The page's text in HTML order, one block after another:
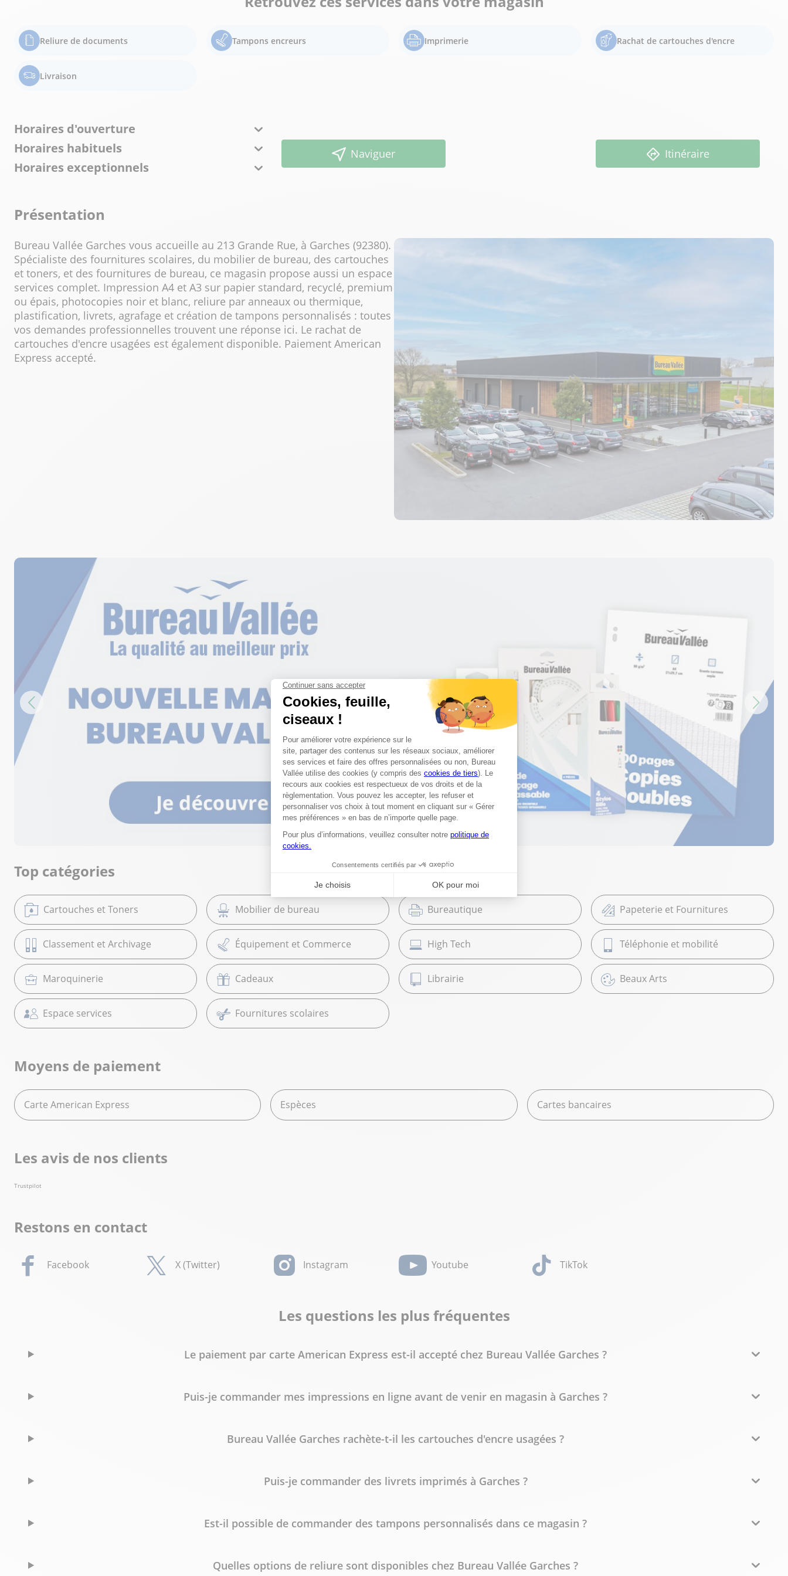
Reliure de documents Tampons encreurs Imprimerie Rachat de cartouches d'encre
Livraison
Horaires d'ouverture
Horaires habituels
Horaires exceptionnels
Naviguer Itinéraire
Présentation
Bureau Vallée Garches vous accueille au 213 Grande Rue, à Garches (92380).
Spécialiste des fournitures scolaires, du mobilier de bureau, des cartouches
et toners, et des fournitures de bureau, ce magasin propose aussi un espace
services complet. Impression A4 et A3 sur papier standard, recyclé, premium
ou épais, photocopies noir et blanc, reliure par anneaux ou thermique,
plastification, livrets, agrafage et création de tampons personnalisés : toutes
vos demandes professionnelles trouvent une réponse ici. Le rachat de
cartouches d'encre usagées est également disponible. Paiement American
Express accepté.
Top catégories
Cartouches et Toners Mobilier de bureau Bureautique Papeterie et Fournitures
Classement et Archivage Équipement et Commerce High Tech Téléphonie et mobilité
Maroquinerie Cadeaux Librairie Beaux Arts
Espace services Fournitures scolaires
Moyens de paiement
Carte American Express Espèces Cartes bancaires
Les avis de nos clients
Trustpilot
Restons en contact
Facebook X (Twitter) Instagram Youtube TikTok
Les questions les plus fréquentes
Le paiement par carte American Express est-il accepté chez Bureau Vallée Garches ?
Puis-je commander mes impressions en ligne avant de venir en magasin à Garches ?
Bureau Vallée Garches rachète-t-il les cartouches d'encre usagées ?
Puis-je commander des livrets imprimés à Garches ?
Est-il possible de commander des tampons personnalisés dans ce magasin ?
Quelles options de reliure sont disponibles chez Bureau Vallée Garches ?